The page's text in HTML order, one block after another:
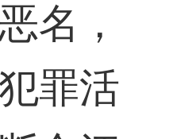
名，
罪活